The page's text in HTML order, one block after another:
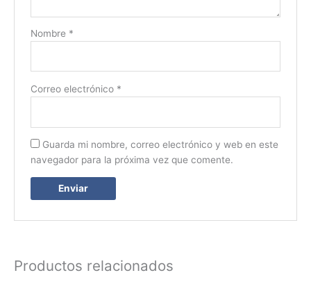
Nombre *
Correo electrónico *
Guarda mi nombre, correo electrónico y web en este
navegador para la próxima vez que comente.
Productos relacionados